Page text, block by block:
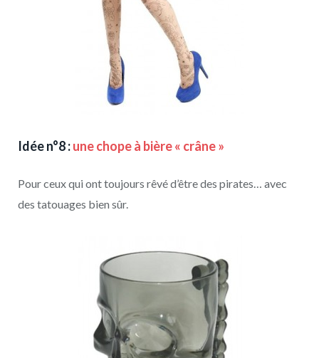
Idée n°8 :une chope à bière « crâne »
Pour ceux qui ont toujours rêvé d’être des pirates… avec
des tatouages bien sûr.